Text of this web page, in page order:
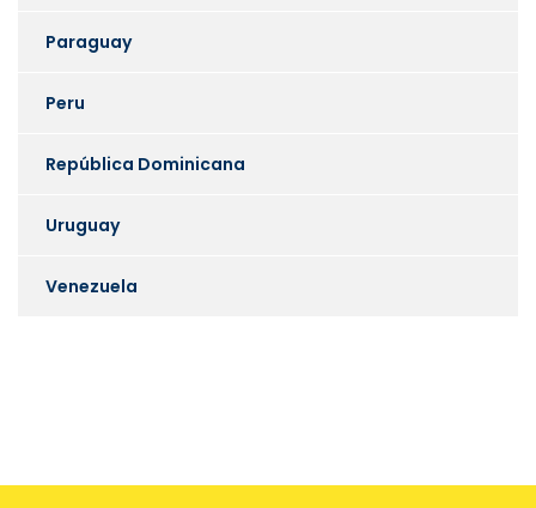
Paraguay
Peru
República Dominicana
Uruguay
Venezuela